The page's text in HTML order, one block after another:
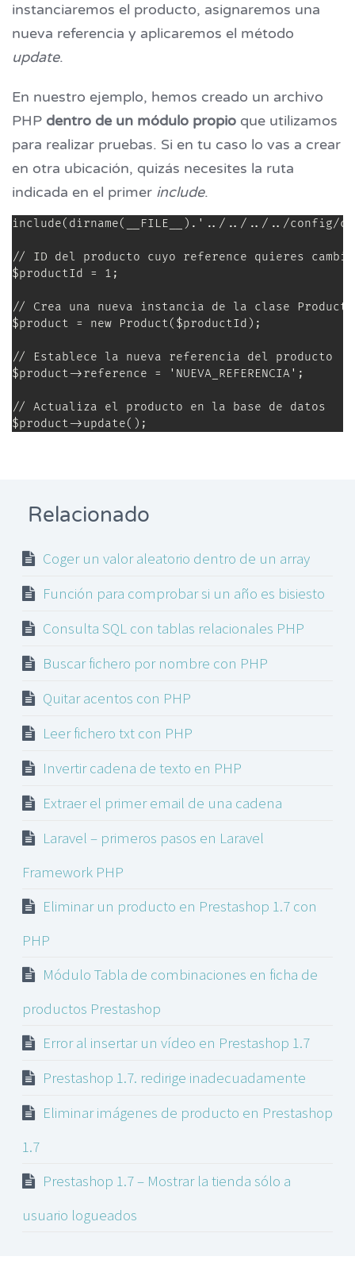
instanciaremos el producto, asignaremos una
nueva referencia y aplicaremos el método
update.
En nuestro ejemplo, hemos creado un archivo
PHP dentro de un módulo propio que utilizamos
para realizar pruebas. Si en tu caso lo vas a crear
en otra ubicación, quizás necesites la ruta
indicada en el primer include.
include(dirname(__FILE__).'../../../../config/
// ID del producto cuyo reference quieres
$productId = 1;
// Crea una nueva instancia de la clase Product
$product = new Product($productId);
// Establece la nueva referencia del producto
$product->reference = 'NUEVA_REFERENCIA';
// Actualiza el producto en la base de datos
$product->update();
Relacionado
Coger un valor aleatorio dentro de un array
Función para comprobar si un año es bisiesto
Consulta SQL con tablas relacionales PHP
Buscar fichero por nombre con PHP
Quitar acentos con PHP
Leer fichero txt con PHP
Invertir cadena de texto en PHP
Extraer el primer email de una cadena
Laravel – primeros pasos en Laravel
Framework PHP
Eliminar un producto en Prestashop 1.7 con
PHP
Módulo Tabla de combinaciones en ficha de
productos Prestashop
Error al insertar un vídeo en Prestashop 1.7
Prestashop 1.7. redirige inadecuadamente
Eliminar imágenes de producto en Prestashop
1.7
Prestashop 1.7 – Mostrar la tienda sólo a
usuario logueados